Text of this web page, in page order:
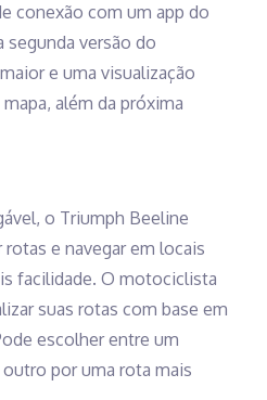
conexão com um app do
segunda versão do
e uma visualização
além da próxima
o Triumph Beeline
e navegar em locais
facilidade. O motociclista
suas rotas com base em
escolher entre um
por uma rota mais